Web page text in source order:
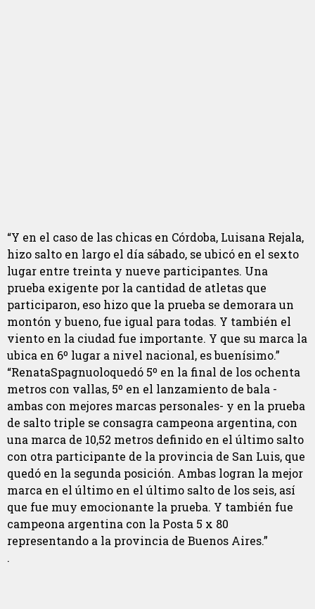
“Y en el caso de las chicas en Córdoba, Luisana Rejala,
hizo salto en largo el día sábado, se ubicó en el sexto
lugar entre treinta y nueve participantes. Una
prueba exigente por la cantidad de atletas que
participaron, eso hizo que la prueba se demorara un
montón y bueno, fue igual para todas. Y también el
viento en la ciudad fue importante. Y que su marca la
ubica en 6º lugar a nivel nacional, es buenísimo.”
“RenataSpagnuoloquedó 5º en la final de los ochenta
metros con vallas, 5º en el lanzamiento de bala -
ambas con mejores marcas personales- y en la prueba
de salto triple se consagra campeona argentina, con
una marca de 10,52 metros definido en el último salto
con otra participante de la provincia de San Luis, que
quedó en la segunda posición. Ambas logran la mejor
marca en el último en el último salto de los seis, así
que fue muy emocionante la prueba. Y también fue
campeona argentina con la Posta 5 x 80
representando a la provincia de Buenos Aires.”
.